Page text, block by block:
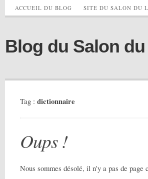
ACCUEIL DU BLOG SITE DU SALON DU
Blog du Salon
Tag : dictionnaire
Oups !
Nous sommes désolé, il n'y a pas de page